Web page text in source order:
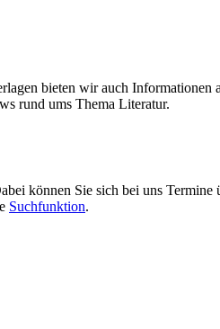
bieten wir auch Informationen
rund ums Thema Literatur.
können Sie sich bei uns Termine
Suchfunktion.